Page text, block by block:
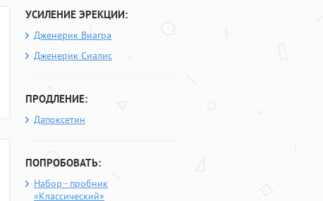
УСИЛЕНИЕ ЭРЕКЦИИ:
Дженерик Виагра
Дженерик Сиалис
ПРОДЛЕНИЕ:
Дапоксетин
ПОПРОБОВАТЬ:
Набор - пробник
«Классический»